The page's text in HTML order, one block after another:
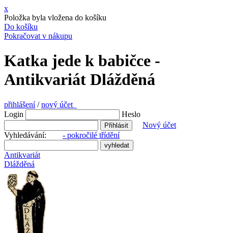
x
Položka byla vložena do košíku
Do košíku
Pokračovat v nákupu
Katka jede k babičce -
Antikvariát Dlážděná
přihlášení/nový účet
Login
Heslo
Nový účet
Vyhledávání: - pokročilé třídění
Antikvariát
Dlážděná